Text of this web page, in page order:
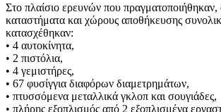
Στο πλαίσιο ερευνών που πραγματοποιήθηκαν,
καταστήματα και χώρους αποθήκευσης
κατασχέθηκαν:
• 4 αυτοκίνητα,
• 2 πιστόλια,
• 4 γεμιστήρες,
• 67 φυσίγγια διαφόρων διαμετρημάτων,
• πτυσσόμενα μεταλλικά γκλοπ και σουγιάδες,
• πλήρης εξοπλισμός από 2 εξοπλισμένα